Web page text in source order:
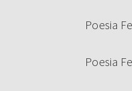
Poesia
Poesia